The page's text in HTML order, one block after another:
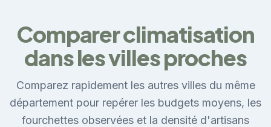
Comparer climatisation
dans les villes proches
Comparez rapidement les autres villes du même
département pour repérer les budgets moyens, les
fourchettes observées et la densité d'artisans